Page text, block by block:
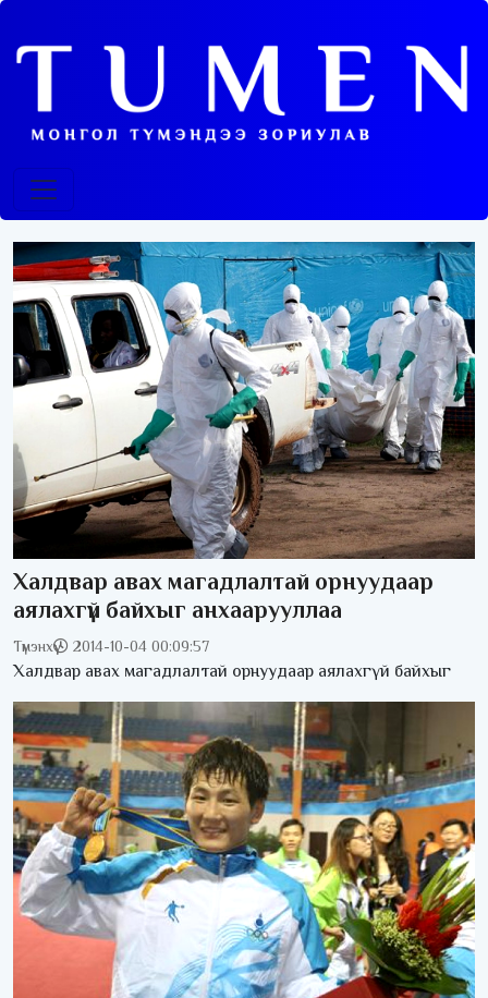
Халдвар авах магадлалтай орнуудаар
аялахгүй байхыг анхаарууллаа
Түмэнхүү 2014-10-04 00:09:57
Халдвар авах магадлалтай орнуудаар аялахгүй байхыг